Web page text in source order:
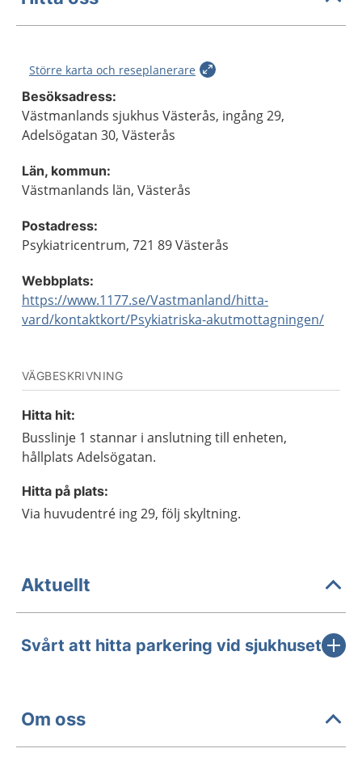
Större karta och reseplanerare
Besöksadress:
Västmanlands sjukhus Västerås, ingång 29,
Adelsögatan 30, Västerås
Län, kommun:
Västmanlands län, Västerås
Postadress:
Psykiatricentrum, 721 89 Västerås
Webbplats:
https://www.1177.se/Vastmanland/hitta-
vard/kontaktkort/Psykiatriska-akutmottagningen/
VÄGBESKRIVNING
Hitta hit:
Busslinje 1 stannar i anslutning till enheten,
hållplats Adelsögatan.
Hitta på plats:
Via huvudentré ing 29, följ skyltning.
Aktuellt
Svårt att hitta parkering vid sjukhuset
Om oss